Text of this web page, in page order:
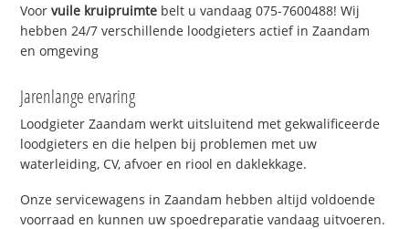
Voorvuile kruipruimte belt u vandaag 075-7600488! Wij
hebben 24/7 verschillende loodgieters actief in Zaandam
en omgeving
Jarenlange ervaring
Loodgieter Zaandam werkt uitsluitend met gekwalificeerde
loodgieters en die helpen bij problemen met uw
waterleiding, CV, afvoer en riool en daklekkage.
Onze servicewagens in Zaandam hebben altijd voldoende
voorraad en kunnen uw spoedreparatie vandaag uitvoeren.